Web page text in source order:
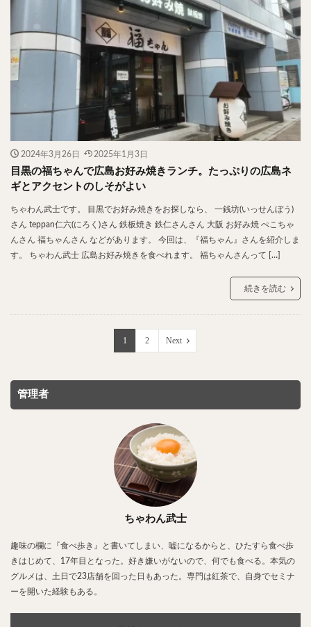
2024年3月26日 2025年1月3日
目黒の福ちゃんで広島お好み焼きランチ。たっぷりの広島ネ
ギとアクセントのしそがよい
ちゃわん武士です。 目黒でお好み焼きをお探しなら、 一銭坊(いっせんぼう)
さん teppan仁六(にろく)さん 鉄板焼き 鉄仁さんさん 大阪 お好み焼 ぺこちゃ
んさん 福ちゃんさん などがあります。 今回は、『福ちゃん』さんを紹介しま
す。 ちゃわん武士 広島お好み焼きを食べれます。 福ちゃんさんって […]
続きを読む
1 2 Next
管理者
ちゃわん武士
趣味の欄に『食べ歩き』と書いてしまい、嘘になるからと、ひたすら食べ歩
きはじめて、17年目となった。好き嫌いがないので、何でも食べる。本気の
グルメは、土日で23店舗を回った日もあった。専門は紅茶で、自身でセミナ
ーを開いた経験もある。